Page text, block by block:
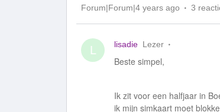
Forum|Forum|4 years ago 3
L lisadie Lezer
Beste simpel,
Ik zit voor een halfjaar in
ik mijn simkaart moet